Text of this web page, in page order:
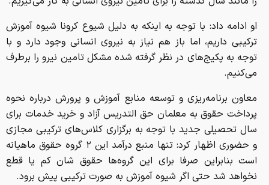
او ادامه داد: با توجه به اینکه به دلیل شیوع کرونا شیوه آموزش
ترکیبی داریم، اما باز هم نیاز به نیروی انسانی وجود دارد و با
توجه به پکیج‌های در نظر گرفته شده مشکل تامین نیرو را برطرف
می‌کنیم.
معاون برنامه‌ریزی و توسعه منابع آموزش و پرورش درباره نحوه
پرداخت حقوق به معلمان حق التدریس آزاد و خرید خدمات برای
سال تحصیلی جدید با توجه به برگزاری کلاس‌های ترکیبی مجازی
و حضوری اظهار کرد: تنها منبع درآمد این ۲ گروه حقوق ماهیانه
است بنابراین صرفا برای این گروه‌ها حقوق شان کم یا قطع
نخواهد شد حتی اگر شیوه آموزش به صورت ترکیبی پیش برود.